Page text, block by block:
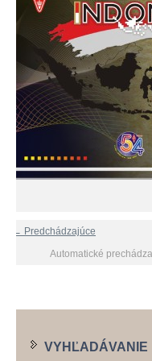
← Predchádzajúce
Automatické
VYHĽADÁVANIE